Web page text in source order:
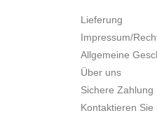
Lieferung
Impressum/
Allgemeine
Über uns
Sichere Zahlung
Kontaktieren Sie